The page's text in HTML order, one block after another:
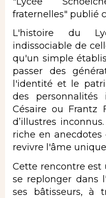
fraternelles" publié
L'histoire du
indissociable de
qu'un simple
passer des
l'identité et le
des
Césaire ou Frantz
d’illustres
riche en
revivre l'âme
Cette rencontre est
se replonger dans
ses bâtisseurs, à